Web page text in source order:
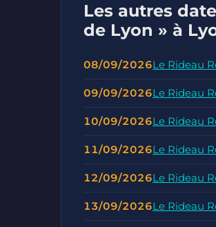
Les autres
de Lyon » à
08/09/2026Le Rideau
09/09/2026Le Rideau
10/09/2026Le Rideau
11/09/2026Le Rideau
12/09/2026Le Rideau
13/09/2026Le Rideau